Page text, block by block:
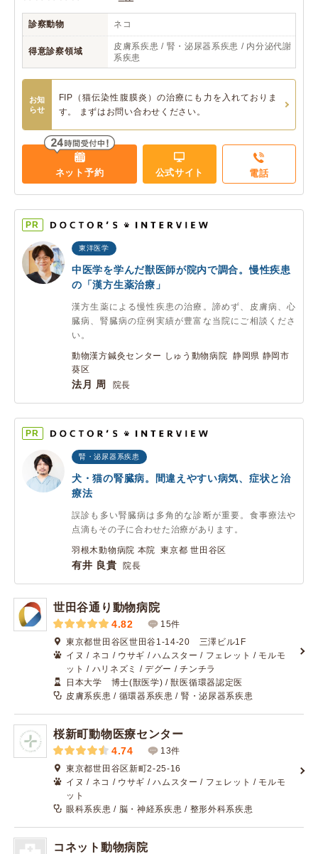
診察動物 ネコ
得意診察領域
皮膚系疾患 / 腎・泌尿器系疾患 / 内分泌代謝
系疾患
お知
らせ
FIP（猫伝染性腹膜炎）の治療にも力を入れておりま
す。 まずはお問い合わせください。
ネット予約 公式サイト 電話
PR
東洋医学
中医学を学んだ獣医師が院内で調合。慢性疾患
の「漢方生薬治療」
漢方生薬による慢性疾患の治療。諦めず、皮膚病、心
臓病、腎臓病の症例実績が豊富な当院にご相談くださ
い。
動物漢方鍼灸センター しゅう動物病院 静岡県 静岡市
葵区
法月 周 院長
PR
腎・泌尿器系疾患
犬・猫の腎臓病。間違えやすい病気、症状と治
療法
誤診も多い腎臓病は多角的な診断が重要。食事療法や
点滴もその子に合わせた治療があります。
羽根木動物病院 本院 東京都 世田谷区
有井 良貴 院長
世田谷通り動物病院
4.82
15件
東京都世田谷区世田谷1-14-20 三澤ビル1F
イヌ / ネコ / ウサギ / ハムスター / フェレット / モルモ
ット / ハリネズミ / デグー / チンチラ
日本大学 博士(獣医学) / 獣医循環器認定医
皮膚系疾患 / 循環器系疾患 / 腎・泌尿器系疾患
桜新町動物医療センター
4.74
13件
東京都世田谷区新町2-25-16
イヌ / ネコ / ウサギ / ハムスター / フェレット / モルモ
ット
眼科系疾患 / 脳・神経系疾患 / 整形外科系疾患
コネット動物病院